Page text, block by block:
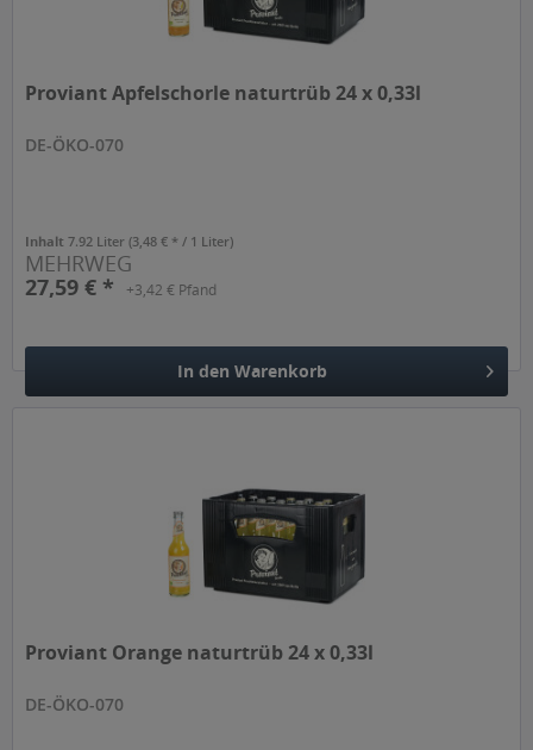
Proviant Apfelschorle naturtrüb 24 x 0,33l
DE-ÖKO-070
Inhalt7.92 Liter(3,48 € * / 1 Liter)
MEHRWEG
27,59 € *
+3,42 € Pfand
In den Warenkorb
Proviant Orange naturtrüb 24 x 0,33l
DE-ÖKO-070